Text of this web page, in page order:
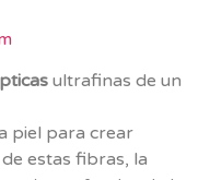
ultrafinas de un
piel para crear
estas fibras, la